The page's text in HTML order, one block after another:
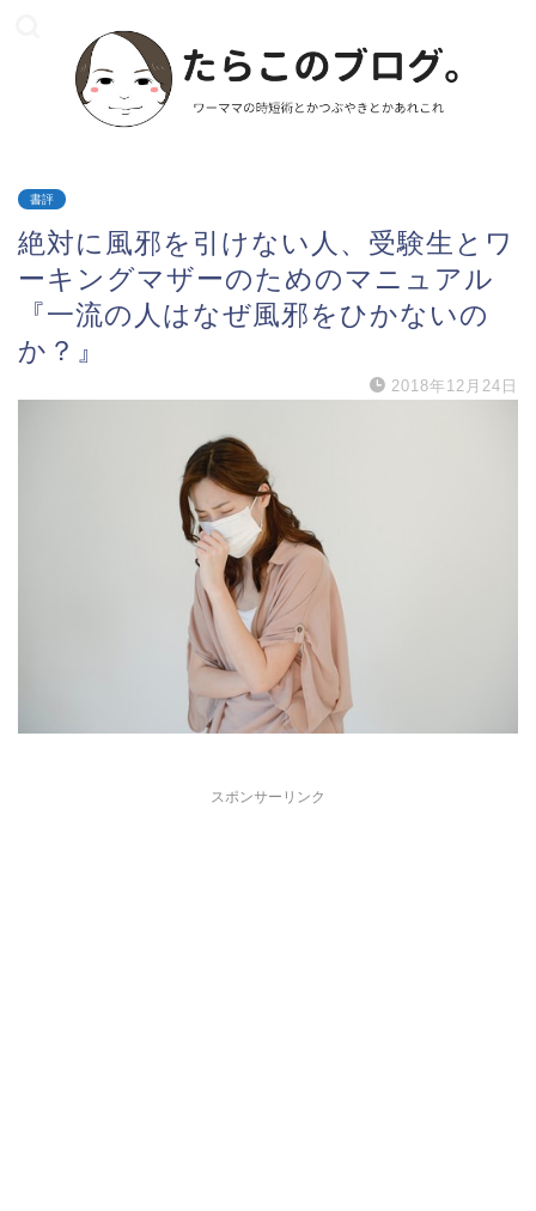
書評
絶対に風邪を引けない人、受験生とワ
ーキングマザーのためのマニュアル
『一流の人はなぜ風邪をひかないの
か？』
2018年12月24日
スポンサーリンク